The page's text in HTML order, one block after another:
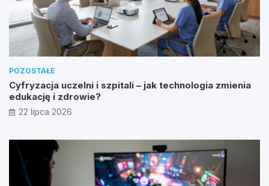
POZOSTAŁE
Cyfryzacja uczelni i szpitali – jak technologia zmienia
edukację i zdrowie?
22 lipca 2026